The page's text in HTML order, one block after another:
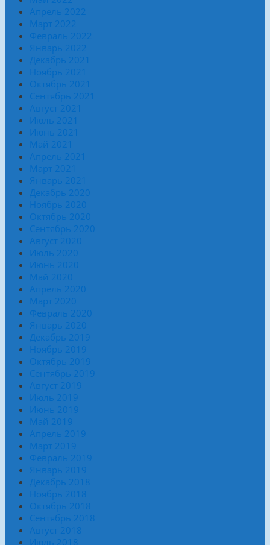
Апрель 2022
Март 2022
Февраль 2022
Январь 2022
Декабрь 2021
Ноябрь 2021
Октябрь 2021
Сентябрь 2021
Август 2021
Июль 2021
Июнь 2021
Май 2021
Апрель 2021
Март 2021
Январь 2021
Декабрь 2020
Ноябрь 2020
Октябрь 2020
Сентябрь 2020
Август 2020
Июль 2020
Июнь 2020
Май 2020
Апрель 2020
Март 2020
Февраль 2020
Январь 2020
Декабрь 2019
Ноябрь 2019
Октябрь 2019
Сентябрь 2019
Август 2019
Июль 2019
Июнь 2019
Май 2019
Апрель 2019
Март 2019
Февраль 2019
Январь 2019
Декабрь 2018
Ноябрь 2018
Октябрь 2018
Сентябрь 2018
Август 2018
Июль 2018